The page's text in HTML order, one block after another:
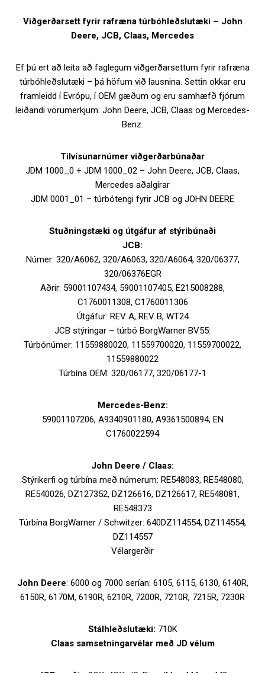
Viðgerðarsett fyrir rafræna túrbóhleðslutæki – John
Deere, JCB, Claas, Mercedes
Ef þú ert að leita að faglegum viðgerðarsettum fyrir rafræna
túrbóhleðslutæki – þá höfum við lausnina. Settin okkar eru
framleidd í Evrópu, í OEM gæðum og eru samhæfð fjórum
leiðandi vörumerkjum: John Deere, JCB, Claas og Mercedes-
Benz.
Tilvísunarnúmer viðgerðarbúnaðar
JDM 1000_0 + JDM 1000_02 – John Deere, JCB, Claas,
Mercedes aðalgírar
JDM 0001_01 – túrbótengi fyrir JCB og JOHN DEERE
Stuðningstæki og útgáfur af stýribúnaði
JCB:
Númer: 320/A6062, 320/A6063, 320/A6064, 320/06377,
320/06376EGR
Aðrir: 59001107434, 59001107405, E215008288,
C1760011308, C1760011306
Útgáfur: REV A, REV B, WT24
JCB stýringar – túrbó BorgWarner BV55:
Túrbónúmer: 11559880020, 11559700020, 11559700022,
11559880022
Túrbína OEM: 320/06177, 320/06177-1
Mercedes-Benz:
59001107206, A9340901180, A9361500894, EN
C1760022594
John Deere / Claas:
Stýrikerfi og túrbína með númerum: RE548083, RE548080,
RE540026, DZ127352, DZ126616, DZ126617, RE548081,
RE548373
Túrbína BorgWarner / Schwitzer: 640DZ114554, DZ114554,
DZ114557
Vélargerðir
John Deere: 6000 og 7000 serían: 6105, 6115, 6130, 6140R,
6150R, 6170M, 6190R, 6210R, 7200R, 7210R, 7215R, 7230R
Stálhleðslutæki: 710K
Claas samsetningarvélar með JD vélum